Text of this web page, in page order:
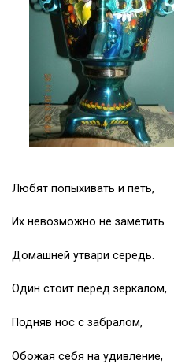
Любят попыхивать и петь,
Их невозможно не заметить
Домашней утвари середь.
Один стоит перед зеркалом,
Подняв нос с забралом,
Обожая себя